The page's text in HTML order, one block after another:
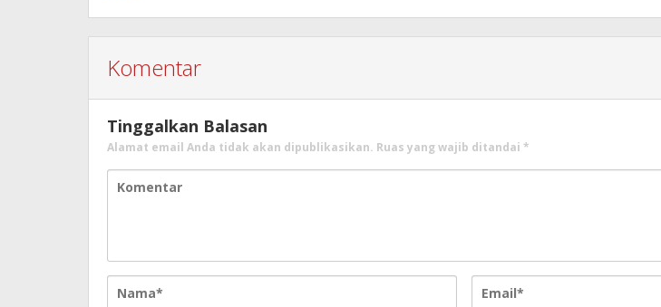
Komentar
Tinggalkan Balasan
Alamat email Anda tidak akan dipublikasikan. Ruas yang wajib ditandai *